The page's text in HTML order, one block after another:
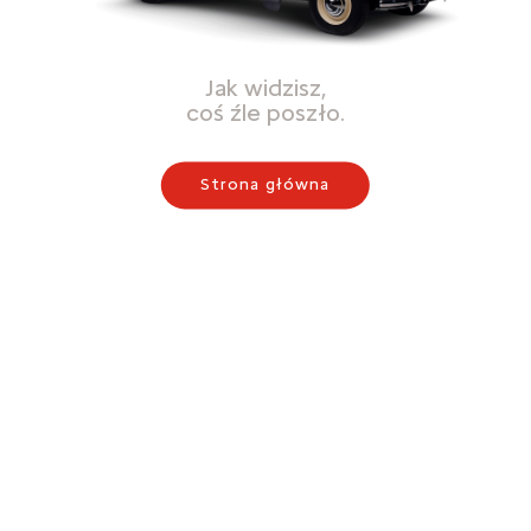
Jak widzisz,
coś źle poszło.
Strona główna